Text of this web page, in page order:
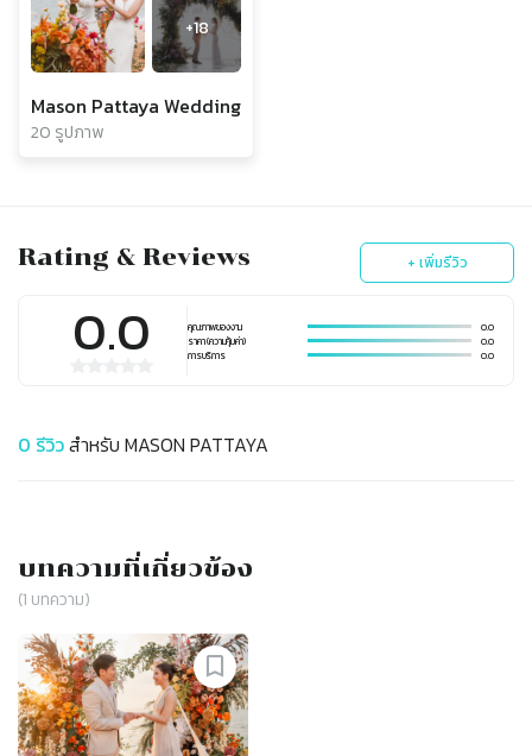
+18
Mason Pattaya Wedding
20 รูปภาพ
Rating & Reviews + เพิ่มรีวิว
0.0 คุณภาพของงาน
0.0
ราคา (ความคุ้มค่า)
0.0
การบริการ
0.0
0 รีวิวสำหรับ MASON PATTAYA
บทความที่เกี่ยวข้อง
(1 บทความ)